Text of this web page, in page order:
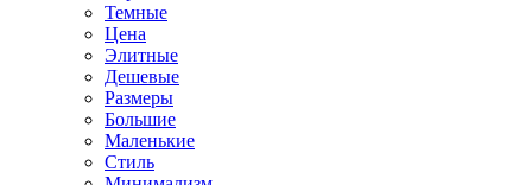
Темные
Цена
Элитные
Дешевые
Размеры
Большие
Маленькие
Стиль